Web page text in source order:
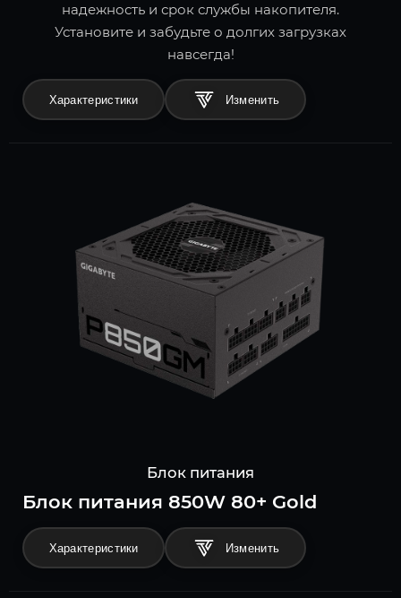
надежность и срок службы накопителя.
Установите и забудьте о долгих загрузках
навсегда!
Характеристики
Блок питания
Блок питания 850W 80+ Gold
Характеристики